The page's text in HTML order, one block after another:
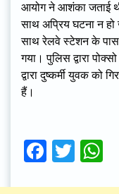
आयोग ने आशंका जताई
साथ अप्रिय घटना न हो
साथ रेलवे स्टेशन के पास
गया। पुलिस द्वारा
द्वारा दुष्कर्मी युवक को
हैं।